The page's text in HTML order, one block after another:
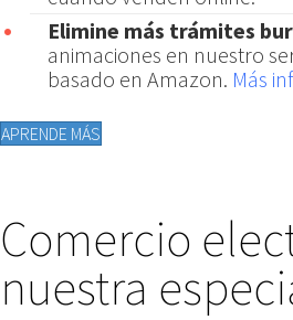
Elimine más trámites
animaciones en nuestro
basado en Amazon. Más
APRENDE MÁS
Comercio
nuestra